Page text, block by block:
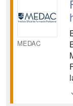
MEDAC